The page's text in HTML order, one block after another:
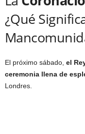
¿Qué
El próximo sábado, el
ceremonia llena de
Londres.